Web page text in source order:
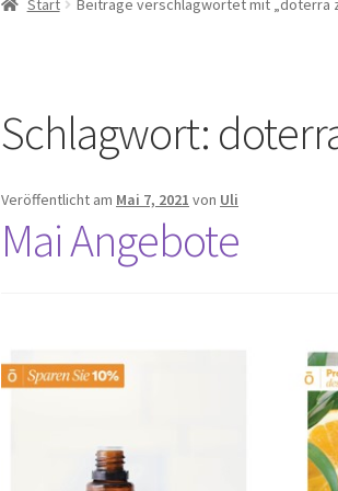
Doterra Infos und News ( ist gerade in
Über mich Versand und Rücksende
Schlagwort:
Veröffentlicht am Mai 7, 2021 von Uli
Mai Angebote